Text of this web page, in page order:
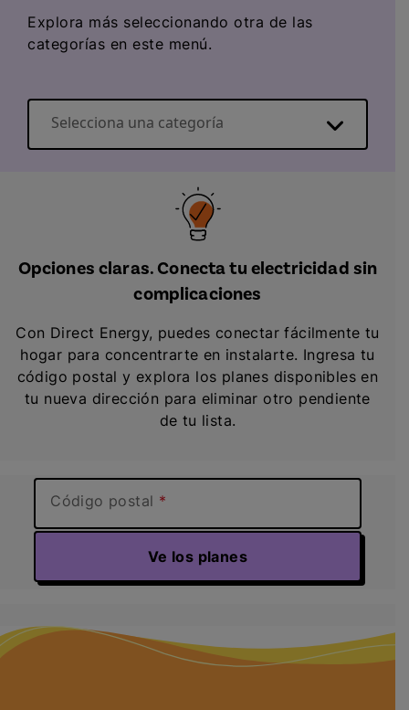
Explora más seleccionando otra de las
categorías en este menú.
Selecciona una categoría
Opciones claras. Conecta tu electricidad sin
complicaciones
Con Direct Energy, puedes conectar fácilmente tu
hogar para concentrarte en instalarte. Ingresa tu
código postal y explora los planes disponibles en
tu nueva dirección para eliminar otro pendiente
de tu lista.
Código postal
Ve los planes